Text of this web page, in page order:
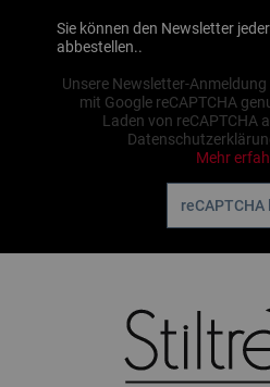
Sie können den Newsletter
abbestellen..
Unsere Newsletter-
mit Google reCAPTCHA
Laden von reCAPTCHA
Mehr
reCAPTCHA